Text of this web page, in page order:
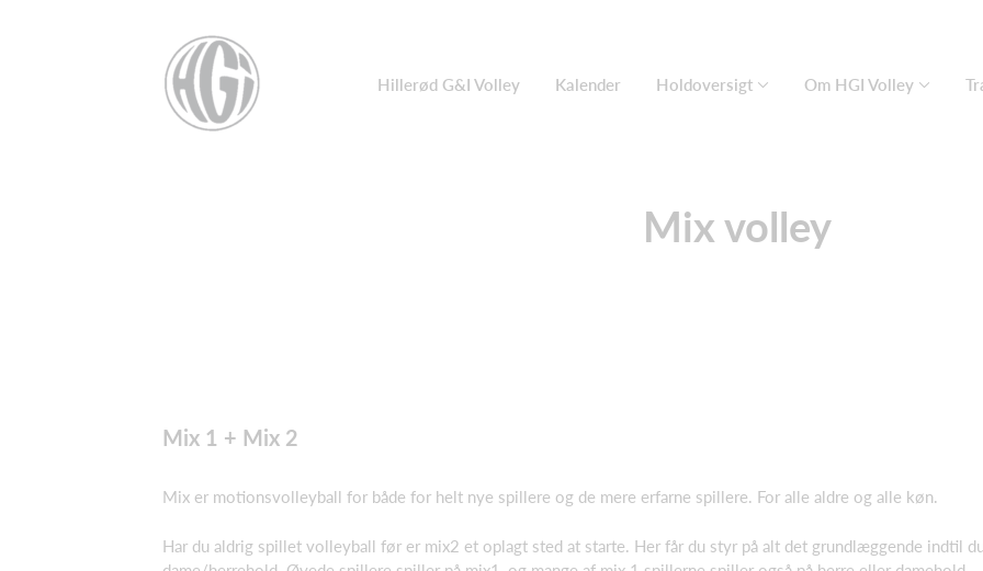
Hillerød G&I Volley Kalender Holdoversigt Om HGI Volley
Mix volley
Mix 1 + Mix 2
Mix er motionsvolleyball for både for helt nye spillere og de mere erfarne spillere. For alle aldre og alle køn.
Har du aldrig spillet volleyball før er mix2 et oplagt sted at starte. Her får du styr på alt det grundlæggende indtil